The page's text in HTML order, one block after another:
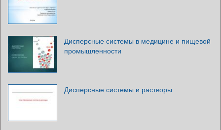
Дисперсные системы в медицине и пищевой
промышленности
Дисперсные системы и растворы